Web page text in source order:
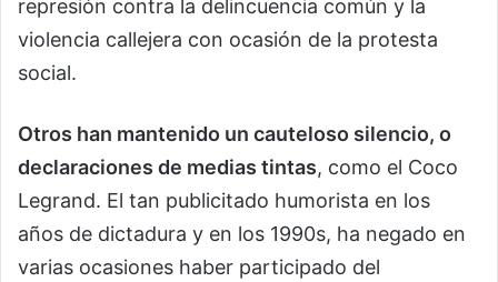
represión contra la delincuencia común y la
violencia callejera con ocasión de la protesta
social.
Otros han mantenido un cauteloso silencio, o
declaraciones de medias tintas, como el Coco
Legrand. El tan publicitado humorista en los
años de dictadura y en los 1990s, ha negado en
varias ocasiones haber participado del